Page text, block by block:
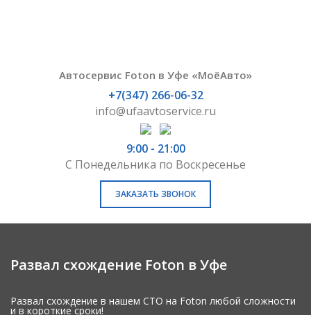
Автосервис Foton в Уфе «МоёАвто»
+7(347) 266-06-32
info@ufaavtoservice.ru
9:00 - 21:00
С Понедельника по Воскресенье
ЗАКАЗАТЬ ЗВОНОК
Развал схождение Foton в Уфе
Развал схождение в нашем СТО на Foton любой сложности
и в короткие сроки!